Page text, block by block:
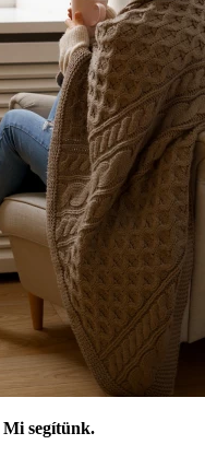
Mi segítünk.